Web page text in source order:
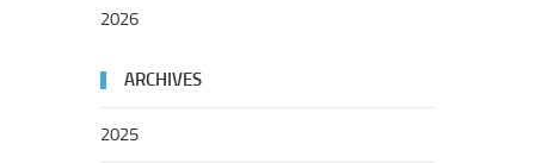
2026
ARCHIVES
2025